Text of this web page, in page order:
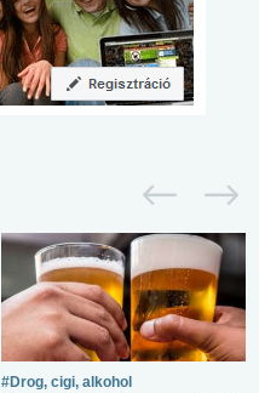
#Drog, cigi, alkohol